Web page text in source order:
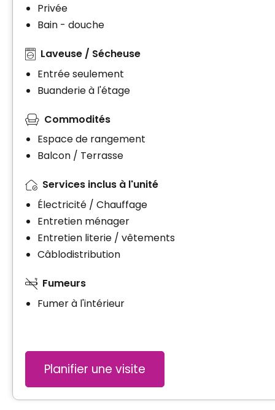
Privée
Bain - douche
Laveuse / Sécheuse
Entrée seulement
Buanderie à l'étage
Commodités
Espace de rangement
Balcon / Terrasse
Services inclus à l'unité
Électricité / Chauffage
Entretien ménager
Entretien literie / vêtements
Câblodistribution
Fumeurs
Fumer à l'intérieur
Planifier une visite